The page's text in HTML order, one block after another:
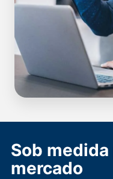
Sob
mercado